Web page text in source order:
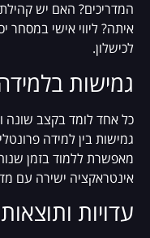
המדריכים? האם יש
איתה? ליווי אישי
לכישלון.
גמישות
כל אחד לומד בקצב שונה
גמישות בין למידה
מאפשרת ללמוד בזמן
אינטראקציה ישירה עם
עדויות